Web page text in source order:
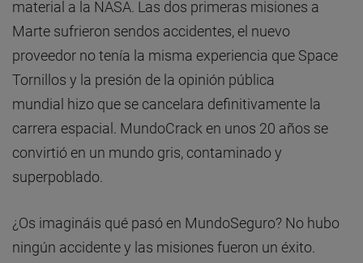
material a la NASA. Las dos primeras misiones a
Marte sufrieron sendos accidentes, el nuevo
proveedor no tenía la misma experiencia que Space
Tornillos y la presión de la opinión pública
mundial hizo que se cancelara definitivamente la
carrera espacial. MundoCrack en unos 20 años se
convirtió en un mundo gris, contaminado y
superpoblado.
¿Os imagináis qué pasó en MundoSeguro? No hubo
ningún accidente y las misiones fueron un éxito.